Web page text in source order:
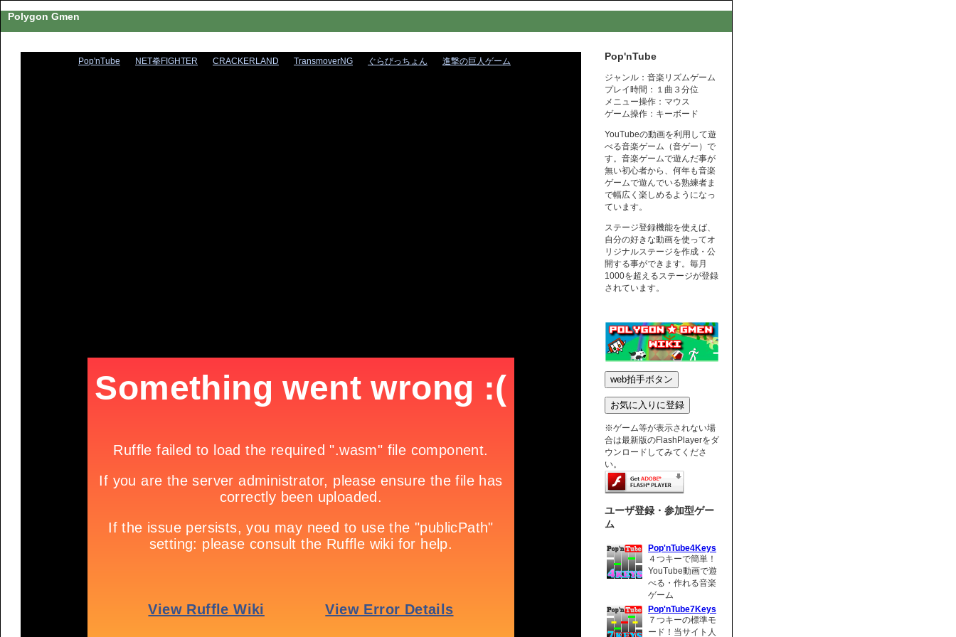
Polygon Gmen
Pop'nTube NET拳FIGHTER CRACKERLAND TransmoverNG ぐらびっちょん 進撃の巨人ゲーム Pop'nTube
ジャンル：音楽リズムゲーム
プレイ時間：１曲３分位
メニュー操作：マウス
ゲーム操作：キーボード
YouTubeの動画を利用して遊
べる音楽ゲーム（音ゲー）で
す。音楽ゲームで遊んだ事が
無い初心者から、何年も音楽
ゲームで遊んでいる熟練者ま
で幅広く楽しめるようになっ
ています。
ステージ登録機能を使えば、
自分の好きな動画を使ってオ
リジナルステージを作成・公
開する事ができます。毎月
1000を超えるステージが登録
されています。
※ゲーム等が表示されない場
合は最新版のFlashPlayerをダ
ウンロードしてみてくださ
い。
ユーザ登録・参加型ゲー
ム
Pop'nTube4Keys
４つキーで簡単！
YouTube動画で遊
べる・作れる音楽
ゲーム
Pop'nTube7Keys
７つキーの標準モ
ード！当サイト人